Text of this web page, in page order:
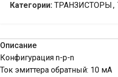
Категории: ТРАНЗИСТОРЫ,
Описание
Конфигурация n-p-n
Ток эмиттера обратный: 10 мА